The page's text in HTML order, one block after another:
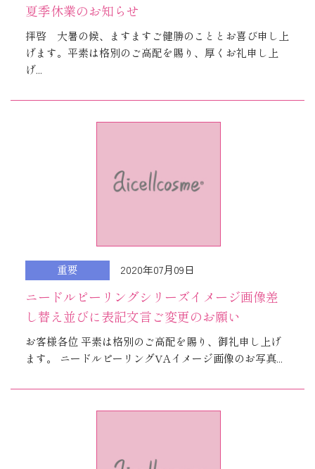
夏季休業のお知らせ
拝啓 大暑の候、ますますご健勝のこととお喜び申し上
げます。平素は格別のご高配を賜り、厚くお礼申し上
げ...
重要 2020年07月09日
ニードルピーリングシリーズイメージ画像差
し替え並びに表記文言ご変更のお願い
お客様各位 平素は格別のご高配を賜り、御礼申し上げ
ます。 ニードルピーリングVAイメージ画像のお写真...